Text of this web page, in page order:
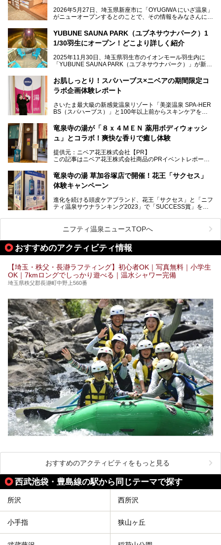
2026年5月27日、埼玉県新座市に「OYUGIWA にいざ温泉」
がニューオープンするとのことで、その情報をみなさんにい
メインとなる黒湯の天然温泉や本格的なサウナをはじめ、4
種類のリラックスルームやお食事処、他施設とは一線を画す
てきました！
YUBUNE SAUNA PARK（ユブネサウナパーク）1
1/30羽生にオープン！どこより詳しく紹介
2025年11月30日、埼玉県羽生市のイオンモール羽生内に
「YUBUNE SAUNA PARK（ユブネサウナパーク）」が新規
今年の4月1日から楽久屋グループの一員となった「湯舞音
（ユブネ）」が新ブランド「YUBUNE SAUNA PARK」を立
湯舞音らしいサウナにこだわった遊び心満点の"銭湯×屋外サ
ウナ"施設で、男女別のお風呂のほか、水着やサウナ着で楽
ど、ユニークなポイントがいっぱい！
オープン前取材に行ってきましたので、早速どこより詳しく
紹介しちゃいます！
お肌しっとり！スパハーブス×ニベアの期間限定コ
ラボ企画体験レポート
さいたま最大級の新感覚温泉リゾート「美楽温泉 SPA-HER
BS（スパハーブス）」と100年以上前からスキンケアを考
読者モデルやインスタグラマーとして活躍している、美容＆
スパ大好きの畑瀬愛さんと取材してきました。
提供元：ニベア花王株式会社【PR】
この記事はニベア花王株式会社商品のPRイベントレポート
竜泉寺の湯が「８ｘ４ＭＥＮ 薬用ボディウォッシ
ュ」とコラボ！爽快な香りで癒し体験
提供元：ニベア花王株式会社【PR】
この記事はニベア花王株式会社商品のPRイベントレポート
ーーー
注目のボディウォッシュアイテム「８ｘ４ＭＥＮ 薬用ボデ
全国総合2位にランクインした人気温浴施設「竜泉寺の湯 草
加谷塚店」がコラボイベントを期間限定で開催中ということ
気になるその内容をチェックしてきました！
竜泉寺の湯 草加谷塚店で開催！花王「サクセス」
体験キャンペーン
進化を続ける頭皮ケアブランド、花王「サクセス」と「ニフ
ティ温泉サウナランキング2023」で「SUCCESS賞」を獲
ベントを開催。
早速訪問し、気になるその内容を取材してきました！
───
提供元：花王株式会社【PR】
す。
ニフティ温泉ニュースTOPへ
おすすめのアクティビティ情報
【埼玉・秩父・長瀞ラフティング】初心者OK｜写真無料｜小学生
OK｜7kmロングでしっかり遊べる｜温水シャワー完備
埼玉県秩父郡長瀞町中野上560番
おすすめのアクティビティをもっと見る
西武池袋・豊島線の駅から同じテーマで探す
所沢 西所沢
小手指 狭山ヶ丘